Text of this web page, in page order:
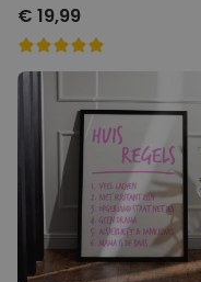
€ 19,99